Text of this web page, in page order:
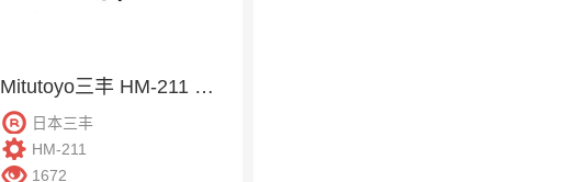
Mitutoyo三丰 HM-211 维氏硬度计
日本三丰
HM-211
1672